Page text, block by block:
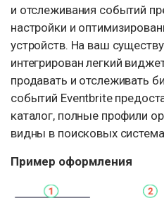
и отслеживания событий
настройки и
устройств. На ваш
интегрирован легкий
продавать и отслеживать
событий Eventbrite
каталог, полные профили
видны в поисковых
Пример оформления